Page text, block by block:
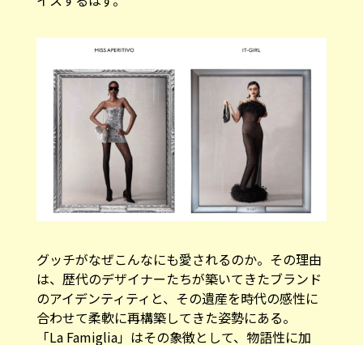
は、歴代のデザイナーたちが築いてきたブランド
のアイデンティティと、その遺産を時代の感性に
合わせて柔軟に再構築してきた姿勢にある。
「La Famiglia」はその象徴として、物語性に加